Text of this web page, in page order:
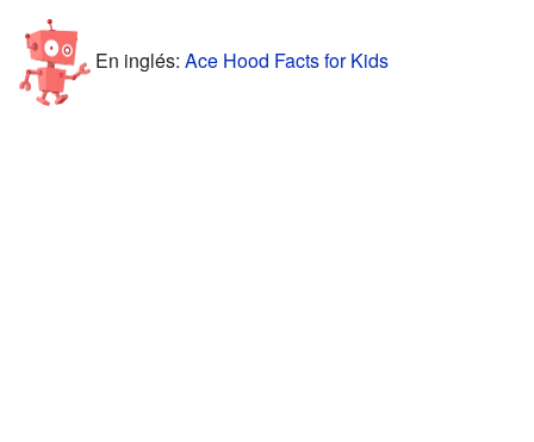
En inglés: Ace Hood Facts for Kids